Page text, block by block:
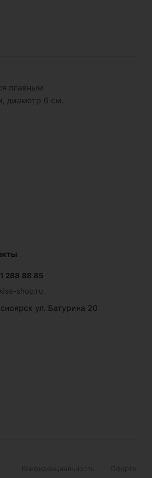
плавным
диаметр 6 см.
288 88 85
shop.ru
ул. Батурина 20